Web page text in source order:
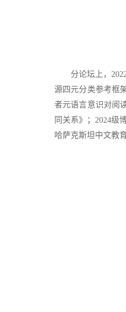
分论坛上，
源四元分类参考框
者元语言意识对阅
同关系》；2024级
哈萨克斯坦中文教